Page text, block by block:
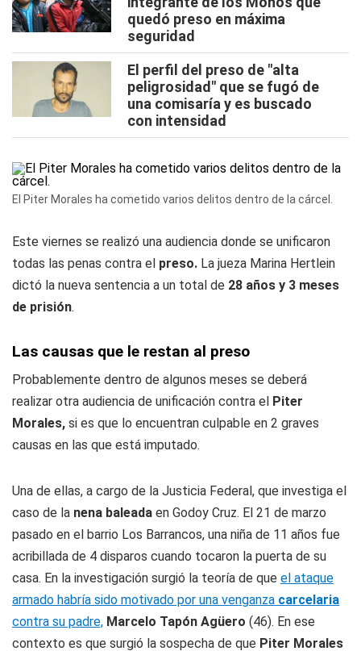
quedó preso en máxima
seguridad
El perfil del preso de "alta
peligrosidad" que se fugó de
una comisaría y es buscado
con intensidad
El Piter Morales ha cometido varios delitos dentro de la cárcel.
Este viernes se realizó una audiencia donde se unificaron
todas las penas contra el preso. La jueza Marina Hertlein
dictó la nueva sentencia a un total de 28 años y 3 meses
de prisión.
Las causas que le restan al preso
Probablemente dentro de algunos meses se deberá
realizar otra audiencia de unificación contra el Piter
Morales, si es que lo encuentran culpable en 2 graves
causas en las que está imputado.
Una de ellas, a cargo de la Justicia Federal, que investiga el
caso de la nena baleada en Godoy Cruz. El 21 de marzo
pasado en el barrio Los Barrancos, una niña de 11 años fue
acribillada de 4 disparos cuando tocaron la puerta de su
casa. En la investigación surgió la teoría de que el ataque
armado habría sido motivado por una venganza carcelaria
contra su padre, Marcelo Tapón Agüero (46). En ese
contexto es que surgió la sospecha de que Piter Morales